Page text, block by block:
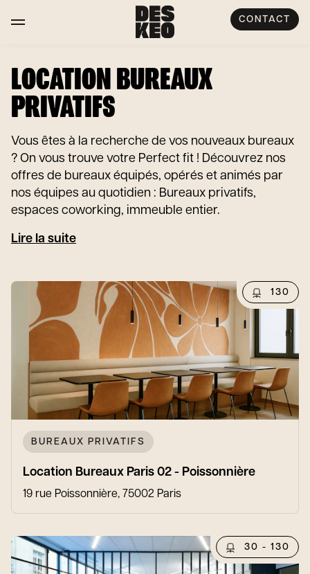
CONTACT
LOCATION BUREAUX
PRIVATIFS
Vous êtes à la recherche de vos nouveaux bureaux
? On vous trouve votre Perfect fit ! Découvrez nos
offres de bureaux équipés, opérés et animés par
nos équipes au quotidien : Bureaux privatifs,
espaces coworking, immeuble entier.
Lire la suite
130
BUREAUX PRIVATIFS
Location Bureaux Paris 02 - Poissonnière
19 rue Poissonnière, 75002 Paris
30 - 130